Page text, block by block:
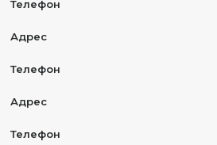
Телефон
Адрес
Телефон
Адрес
Телефон